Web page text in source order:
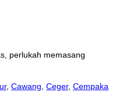
perlukah memasang
, Cawang, Ceger, Cempaka